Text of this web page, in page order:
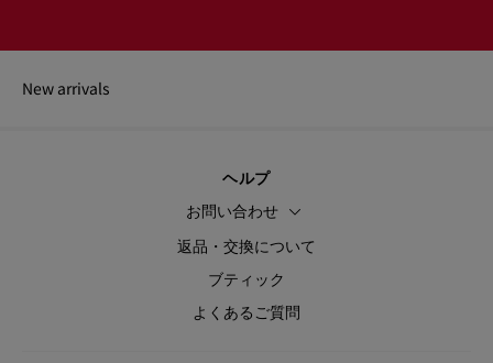
New arrivals
ヘルプ
お問い合わせ
返品・交換について
ブティック
よくあるご質問